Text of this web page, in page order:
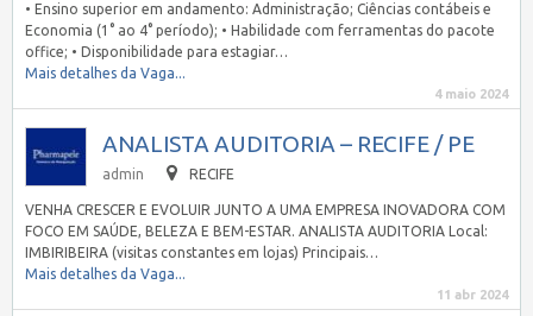
• Ensino superior em andamento: Administração; Ciências contábeis e
Economia (1° ao 4° período); • Habilidade com ferramentas do pacote
office; • Disponibilidade para estagiar…
Mais detalhes da Vaga...
4 maio 2024
ANALISTA AUDITORIA – RECIFE / PE
admin RECIFE
VENHA CRESCER E EVOLUIR JUNTO A UMA EMPRESA INOVADORA COM
FOCO EM SAÚDE, BELEZA E BEM-ESTAR. ANALISTA AUDITORIA Local:
IMBIRIBEIRA (visitas constantes em lojas) Principais…
Mais detalhes da Vaga...
11 abr 2024